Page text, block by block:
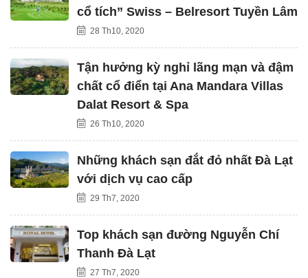
cổ tích” Swiss – Belresort Tuyền Lâm
28 Th10, 2020
Tận hưởng kỳ nghỉ lãng mạn và đậm
chất cổ điển tại Ana Mandara Villas
Dalat Resort & Spa
26 Th10, 2020
Những khách sạn đắt đỏ nhất Đà Lạt
với dịch vụ cao cấp
29 Th7, 2020
Top khách sạn đường Nguyễn Chí
Thanh Đà Lạt
27 Th7, 2020